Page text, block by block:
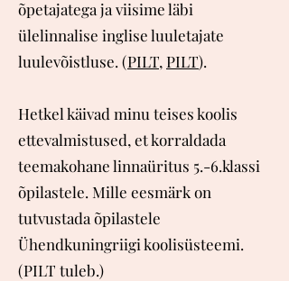
õpetajatega ja viisime läbi
ülelinnalise inglise luuletajate
luulevõistluse. (PILT, PILT).
Hetkel käivad minu teises koolis
ettevalmistused, et korraldada
teemakohane linnaüritus 5.-6.klassi
õpilastele. Mille eesmärk on
tutvustada õpilastele
Ühendkuningriigi koolisüsteemi.
(PILT tuleb.)